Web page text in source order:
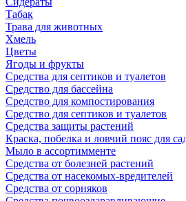
Табак
Трава для животных
Хмель
Цветы
Ягоды и фрукты
Средства для септиков и туалетов
Средство для бассейна
Средство для компостирования
Средство для септиков и туалетов
Средства защиты растений
Краска, побелка и ловчий пояс для
Мыло в ассортимменте
Средства от болезней растений
Средства от насекомых-вредителей
Средства от сорняков